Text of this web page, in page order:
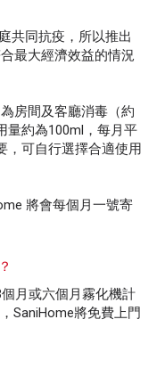
共同抗疫，所以推出
最大經濟效益的情況
房間及客廳消毒（約
量約為100ml，每月平
，可自行選擇合適使用
將會每個月一號寄
月或六個月霧化機計
SaniHome將免費上門